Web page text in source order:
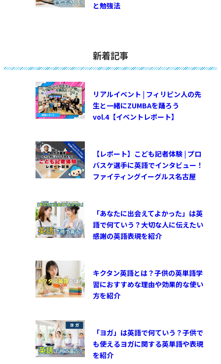
と勉強法
新着記事
リアルイベント | フィリピン人の先
生と一緒にZUMBAを踊ろう
vol.4【イベントレポート】
【レポート】こども記者体験 | プロ
バスケ選手に英語でインタビュー！
ファイティングイーグルス名古屋
「あなたに出会えてよかった」は英
語で何ていう？大切な人に伝えたい
感謝の英語表現を紹介
キクタン英語とは？子供の英単語学
習におすすめな理由や効果的な使い
方を紹介
「ヨガ」は英語で何ていう？子供で
も使えるヨガに関する英単語や表現
を紹介